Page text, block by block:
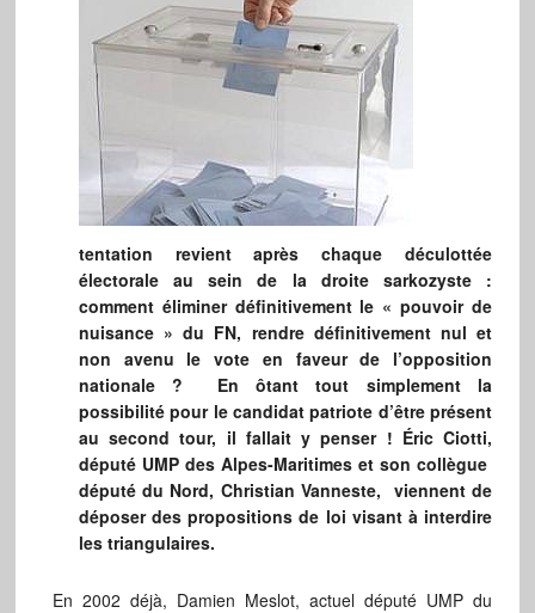
tentation revient après chaque déculottée
électorale au sein de la droite sarkozyste :
comment éliminer définitivement le « pouvoir de
nuisance » du FN, rendre définitivement nul et
non avenu le vote en faveur de l’opposition
nationale ? En ôtant tout simplement la
possibilité pour le candidat patriote d’être présent
au second tour, il fallait y penser ! Éric Ciotti,
député UMP des Alpes-Maritimes et son collègue
député du Nord, Christian Vanneste, viennent de
déposer des propositions de loi visant à ­interdire
les triangulaires.
En 2002 déjà, Damien Meslot, actuel député UMP du